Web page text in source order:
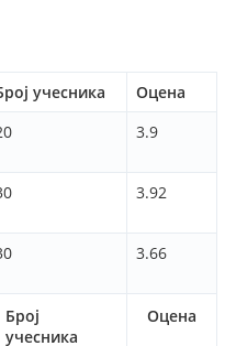
учесника Оцена
Број
учесника
Оцена
3.9
3.92
3.66